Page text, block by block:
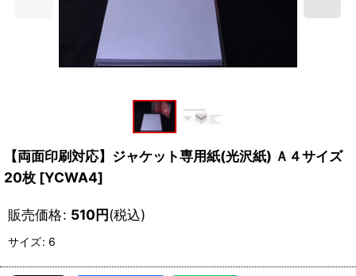
【両面印刷対応】ジャケット専用紙(光沢紙) Ａ４サイズ
20枚 [YCWA4]
販売価格: 510円(税込)
サイズ: 6